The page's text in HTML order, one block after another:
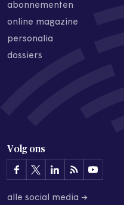
abonnementen
online magazine
personalia
dossiers
Volg ons
alle social media →